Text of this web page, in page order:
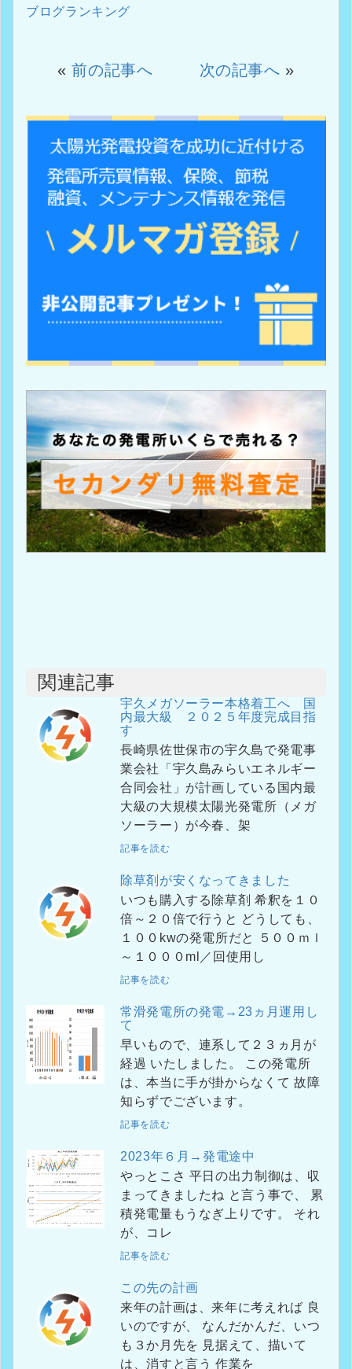
ブログランキング
«前の記事へ 次の記事へ »
関連記事
宇久メガソーラー本格着工へ 国
内最大級 ２０２５年度完成目指
す
長崎県佐世保市の宇久島で発電事
業会社「宇久島みらいエネルギー
合同会社」が計画している国内最
大級の大規模太陽光発電所（メガ
ソーラー）が今春、架
記事を読む
除草剤が安くなってきました
いつも購入する除草剤 希釈を１０
倍～２０倍で行うと どうしても、
１００kwの発電所だと ５００ｍｌ
～１０００ml／回使用し
記事を読む
常滑発電所の発電→23ヵ月運用し
て
早いもので、連系して２３ヵ月が
経過 いたしました。 この発電所
は、本当に手が掛からなくて 故障
知らずでございます。
記事を読む
2023年６月→発電途中
やっとこさ 平日の出力制御は、収
まってきましたね と言う事で、 累
積発電量もうなぎ上りです。 それ
が、コレ
記事を読む
この先の計画
来年の計画は、来年に考えれば 良
いのですが、 なんだかんだ、いつ
も３か月先を 見据えて、描いて
は、消すと言う 作業を